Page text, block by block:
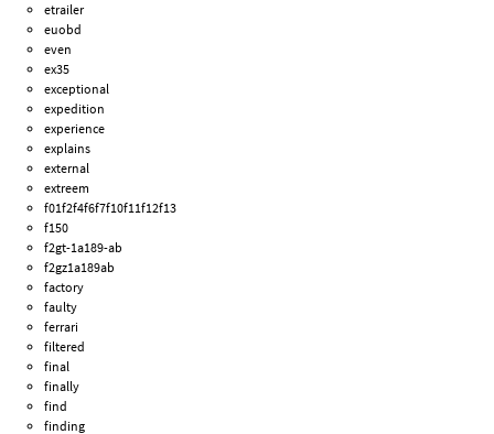
etrailer
euobd
even
ex35
exceptional
expedition
experience
explains
external
extreem
f01f2f4f6f7f10f11f12f13
f150
f2gt-1a189-ab
f2gz1a189ab
factory
faulty
ferrari
filtered
final
finally
find
finding